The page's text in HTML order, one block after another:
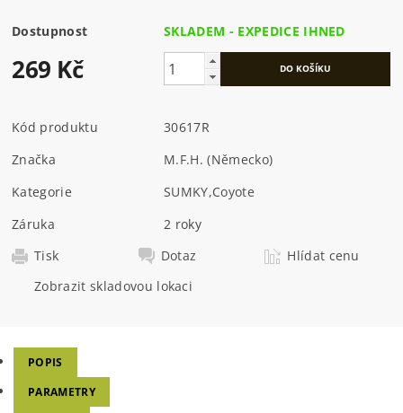
Dostupnost SKLADEM - EXPEDICE IHNED
269 Kč
Kód produktu
30617R
Značka
M.F.H. (Německo)
Kategorie
SUMKY,Coyote
Záruka
2 roky
Tisk
Dotaz
Hlídat cenu
Zobrazit skladovou lokaci
POPIS
PARAMETRY